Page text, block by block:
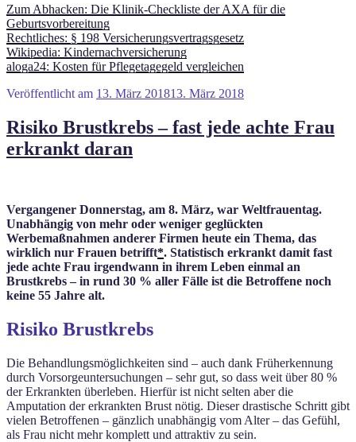
Zum Abhacken: Die Klinik-Checkliste der AXA für die
Geburtsvorbereitung
Rechtliches: § 198 Versicherungsvertragsgesetz
Wikipedia: Kindernachversicherung
aloga24: Kosten für Pflegetagegeld vergleichen
Veröffentlicht am 13. März 201813. März 2018
Risiko Brustkrebs – fast jede achte Frau
erkrankt daran
Vergangener Donnerstag, am 8. März, war Weltfrauentag.
Unabhängig von mehr oder weniger geglückten
Werbemaßnahmen anderer Firmen heute ein Thema, das
wirklich nur Frauen betrifft*. Statistisch erkrankt damit fast
jede achte Frau irgendwann in ihrem Leben einmal an
Brustkrebs – in rund 30 % aller Fälle ist die Betroffene noch
keine 55 Jahre alt.
Risiko Brustkrebs
Die Behandlungsmöglichkeiten sind – auch dank Früherkennung
durch Vorsorgeuntersuchungen – sehr gut, so dass weit über 80 %
der Erkrankten überleben. Hierfür ist nicht selten aber die
Amputation der erkrankten Brust nötig. Dieser drastische Schritt gibt
vielen Betroffenen – gänzlich unabhängig vom Alter – das Gefühl,
als Frau nicht mehr komplett und attraktiv zu sein.